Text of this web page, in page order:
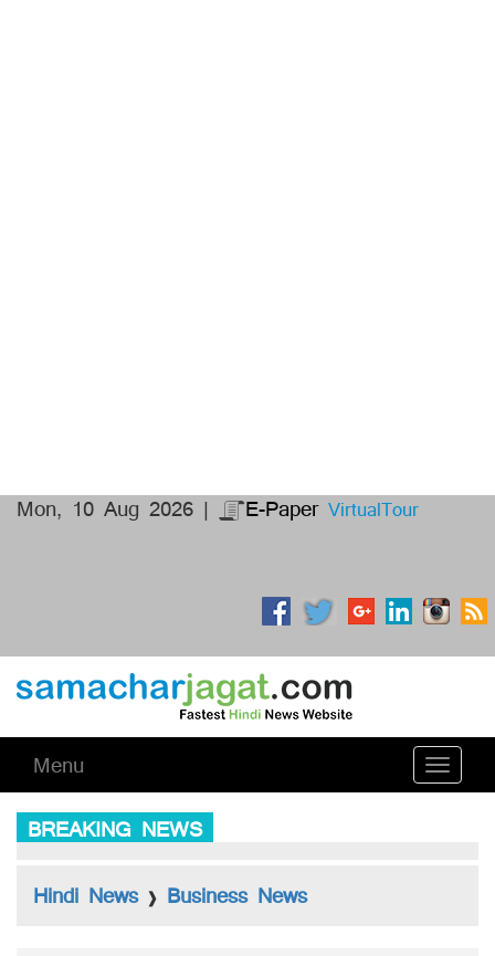
Mon, 10 Aug 2026 | E-Paper VirtualTour
Toggle
Menu
BREAKING NEWS
Hindi News❱ Business News